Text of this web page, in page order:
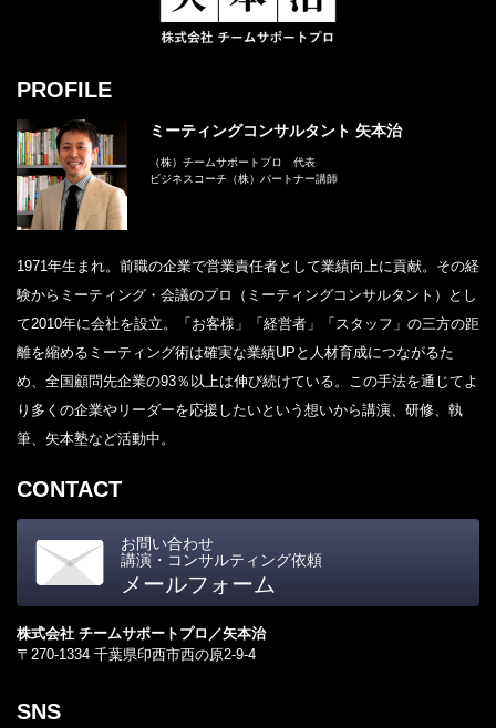
PROFILE
ミーティングコンサルタント 矢本治
（株）チームサポートプロ 代表
ビジネスコーチ（株）パートナー講師
1971年生まれ。前職の企業で営業責任者として業績向上に貢献。その経
験からミーティング・会議のプロ（ミーティングコンサルタント）とし
て2010年に会社を設立。「お客様」「経営者」「スタッフ」の三方の距
離を縮めるミーティング術は確実な業績UPと人材育成につながるた
め、全国顧問先企業の93％以上は伸び続けている。この手法を通じてよ
り多くの企業やリーダーを応援したいという想いから講演、研修、執
筆、矢本塾など活動中。
CONTACT
お問い合わせ
講演・コンサルティング依頼
メールフォーム
株式会社 チームサポートプロ／矢本治
〒270-1334 千葉県印西市西の原2-9-4
SNS